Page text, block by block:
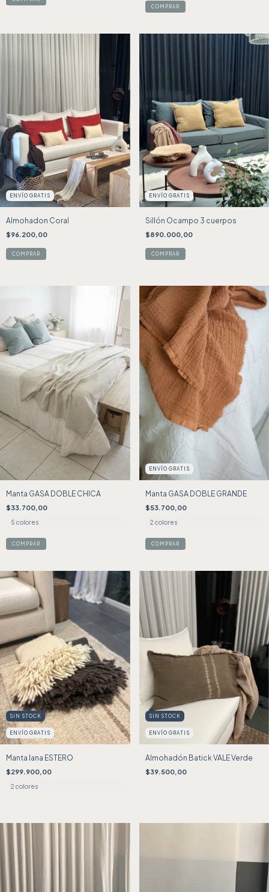
COMPRAR
ENVÍO GRATIS
Almohadon Coral
$96.200,00
ENVÍO GRATIS
Sillón Ocampo 3 cuerpos
$890.000,00
Manta GASA DOBLE CHICA
$33.700,00
5 colores
COMPRAR
ENVÍO GRATIS
Manta GASA DOBLE GRANDE
$53.700,00
2 colores
COMPRAR
SIN STOCK
ENVÍO GRATIS
Manta lana ESTERO
$299.900,00
2 colores
SIN STOCK
ENVÍO GRATIS
Almohadón Batick VALE Verde
$39.500,00